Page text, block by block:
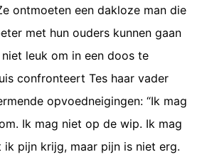
ontmoeten een dakloze man die
met hun ouders kunnen gaan
leuk om in een doos te
confronteert Tes haar vader
opvoedneigingen: “Ik mag
Ik mag niet op de wip. Ik mag
pijn krijg, maar pijn is niet erg.